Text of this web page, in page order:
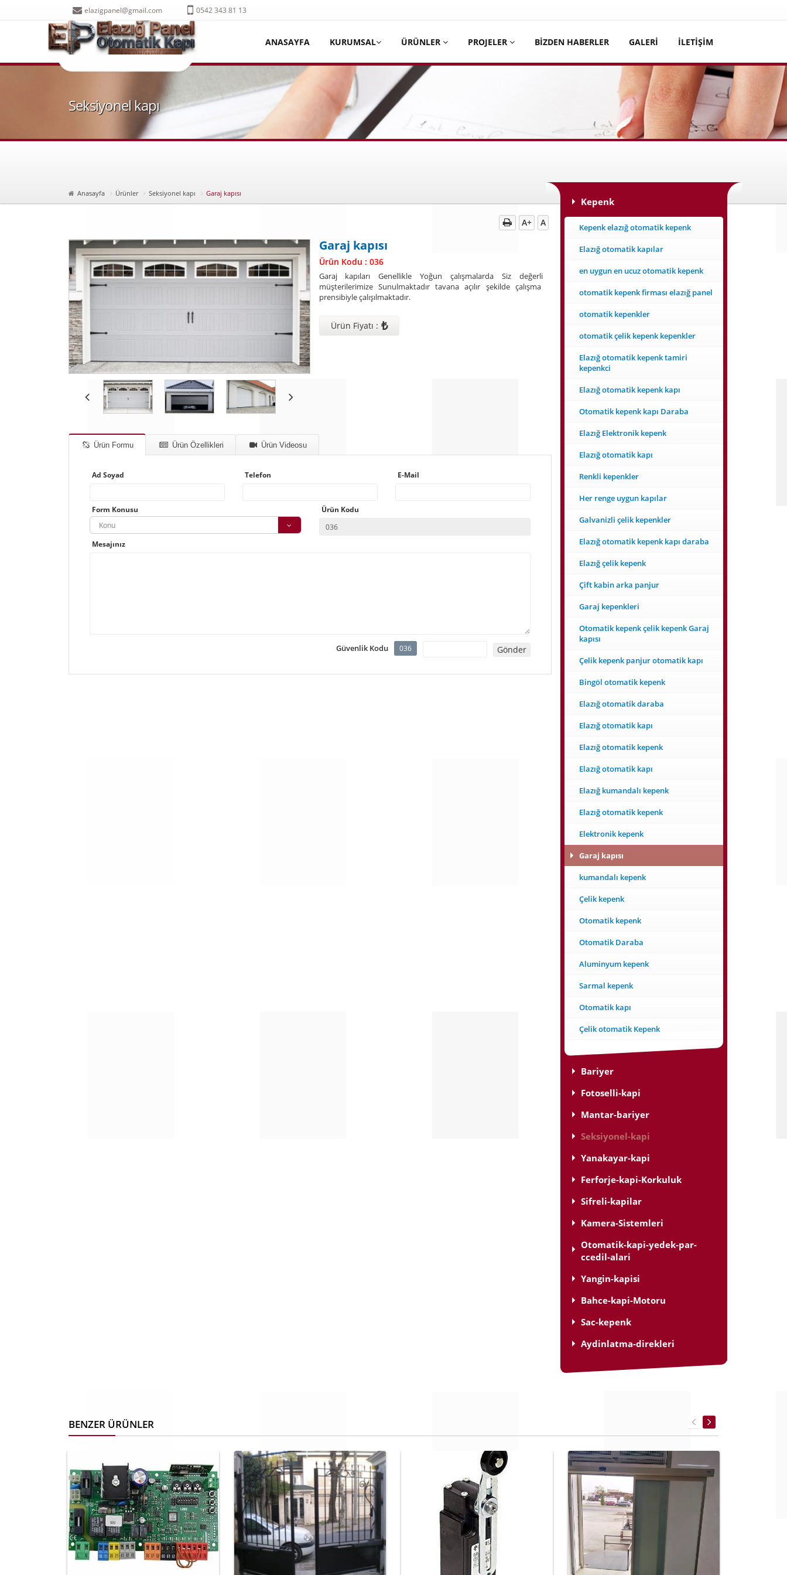
elazigpanel@gmail.com 0542 343 81 13
ANASAYFA KURUMSAL ÜRÜNLER PROJELER BİZDEN HABERLER GALERİ İLETİŞİM
Seksiyonel kapı
Anasayfa Ürünler Seksiyonel kapı Garaj kapısı
A+ A
Garaj kapısı
Ürün Kodu : 036
Garaj kapıları Genellikle Yoğun çalışmalarda Siz değerli
müşterilerimize Sunulmaktadır tavana açılır şekilde çalışma
prensibiyle çalışılmaktadır.
Ürün Fiyatı : ₺
Ürün Formu Ürün Özellikleri Ürün Videosu
Ad Soyad Telefon E-Mail
Form Konusu
Konu
Ürün Kodu
Mesajınız
Güvenlik Kodu 036
Kepenk
Kepenk elazığ otomatik kepenk
Elazığ otomatik kapılar
en uygun en ucuz otomatik kepenk
otomatik kepenk firması elazığ panel
otomatik kepenkler
otomatik çelik kepenk kepenkler
Elazığ otomatik kepenk tamiri
kepenkci
Elazığ otomatik kepenk kapı
Otomatik kepenk kapı Daraba
Elazığ Elektronik kepenk
Elazığ otomatik kapı
Renkli kepenkler
Her renge uygun kapılar
Galvanizli çelik kepenkler
Elazığ otomatik kepenk kapı daraba
Elazığ çelik kepenk
Çift kabin arka panjur
Garaj kepenkleri
Otomatik kepenk çelik kepenk Garaj
kapısı
Çelik kepenk panjur otomatik kapı
Bingöl otomatik kepenk
Elazığ otomatik daraba
Elazığ otomatik kapı
Elazığ otomatik kepenk
Elazığ otomatik kapı
Elazığ kumandalı kepenk
Elazığ otomatik kepenk
Elektronik kepenk
Garaj kapısı
kumandalı kepenk
Çelik kepenk
Otomatik kepenk
Otomatik Daraba
Aluminyum kepenk
Sarmal kepenk
Otomatik kapı
Çelik otomatik Kepenk
Bariyer
Fotoselli-kapi
Mantar-bariyer
Seksiyonel-kapi
Yanakayar-kapi
Ferforje-kapi-Korkuluk
Sifreli-kapilar
Kamera-Sistemleri
Otomatik-kapi-yedek-par-
ccedil-alari
Yangin-kapisi
Bahce-kapi-Motoru
Sac-kepenk
Aydinlatma-direkleri
BENZER ÜRÜNLER